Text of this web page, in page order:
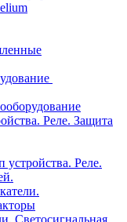
Реле. Защита
устройства. Реле.
Светосигнальная